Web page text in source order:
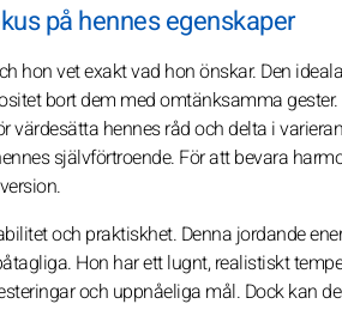
på hennes egenskaper
hon vet exakt vad hon önskar. Den
bort dem med omtänksamma
hennes råd och delta i
självförtroende. För att bevara
och praktiskhet. Denna jordande
Hon har ett lugnt, realistiskt
och uppnåeliga mål. Dock kan